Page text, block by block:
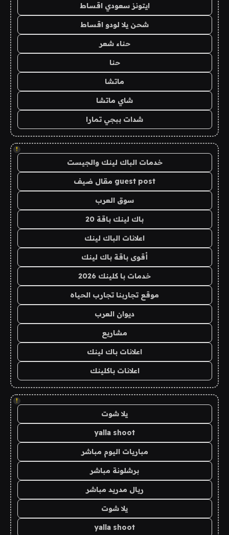
ايتونز سعودي اقساط
شحن يلا لودو اقساط
حناء شعر
حنا
ماتشا
شاي ماتشا
شدات ببجي تمارا
!
خدمات الباك لينك والجيست
guest post مقال ضيف
سوق العرب
باك لينك باقة 20
اعلانات الباك لينك
أقوى باقة باك لينك
خدمات با كلينك 2026
موقع تجاربنا تجارب الحياه
ديوان العرب
مشاريع
اعلانات باك لينك
اعلانات باكلينك
!
يلا شوت
yalla shoot
مباريات اليوم مباشر
برشلونة مباشر
ريال مدريد مباشر
يلا شوت
yalla shoot